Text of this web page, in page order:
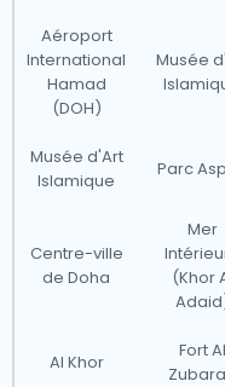
Aéroport
International
Hamad
(DOH)
Musée
Musée d'Art
Islamique
Parc
Centre-ville
de Doha
Mer
(Khor
Al Khor
Fort Al